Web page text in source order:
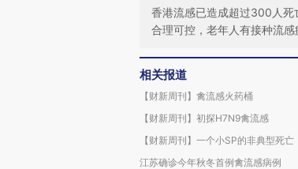
香港流感已造成超过300人死
合理可控，老年人有接种流
相关报道
【财新周刊】禽流感火药桶
【财新周刊】初探H7N9禽流感
【财新周刊】一个小SP的非典型死亡
江苏确诊今年秋冬首例禽流感病例